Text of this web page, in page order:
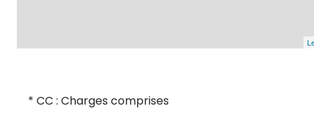
* CC : Charges comprises